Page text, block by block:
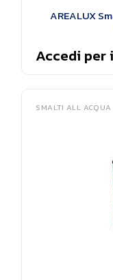
AREALUX
Accedi per
SMALTI ALL ACQUA